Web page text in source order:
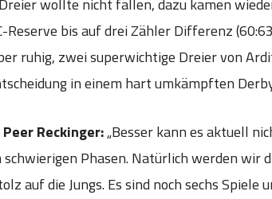
Reserve bis auf drei Zähler Differenz
ruhig, zwei superwichtige Dreier von
in einem hart umkämpften
Reckinger:„Besser kann es aktuell
schwierigen Phasen. Natürlich werden wir
auf die Jungs. Es sind noch sechs Spiele